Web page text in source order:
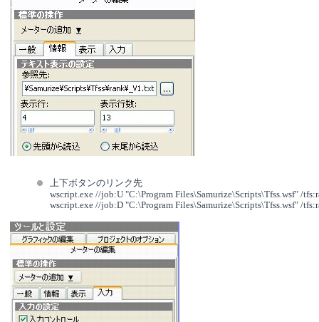
上下ボタンのリンク先
wscript.exe //job:U "C:\Program Files\Samurize\Scripts\Tfss.wsf" /
wscript.exe //job:D "C:\Program Files\Samurize\Scripts\Tfss.wsf" /